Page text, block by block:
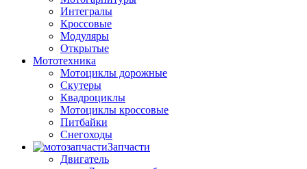
Интегралы
Кроссовые
Модуляры
Открытые
Мототехника
Мотоциклы дорожные
Скутеры
Квадроциклы
Мотоциклы кроссовые
Питбайки
Снегоходы
Запчасти
Двигатель